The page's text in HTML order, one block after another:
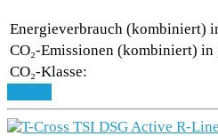
Energieverbrauch (kombiniert)
CO₂-Emissionen (kombiniert) in
CO₂-Klasse: